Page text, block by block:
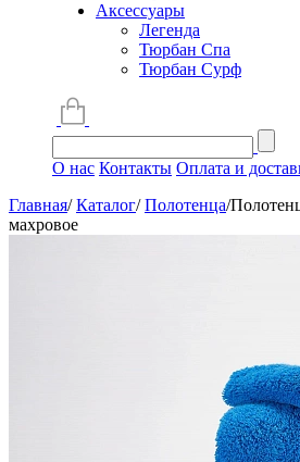
Аксессуары
Легенда
Тюрбан Спа
Тюрбан Сурф
О нас Контакты Оплата и
Главная/ Каталог/ Полотенца/
махровое